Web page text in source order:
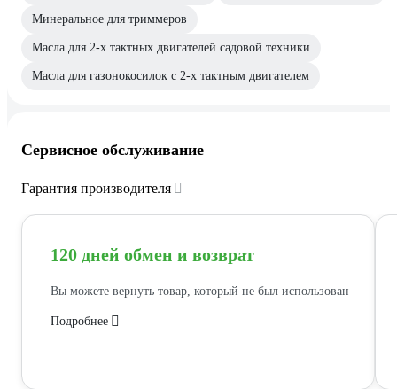
Минеральное для триммеров
Масла для 2-х тактных двигателей садовой техники
Масла для газонокосилок с 2-х тактным двигателем
Сервисное обслуживание
Гарантия производителя
120 дней обмен и возврат
Вы можете вернуть товар, который не был использован
Подробнее